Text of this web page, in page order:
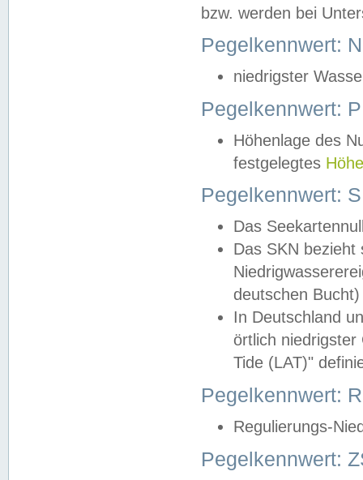
bzw. werden bei
Pegelkennwert:
niedrigster
Pegelkennwert:
Höhenlage des
festgelegtes
Pegelkennwert:
Das
Das SKN
deutschen
In Deutschland
örtlich
Tide (LAT)"
Pegelkennwert:
Regulierungs-
Pegelkennwert: